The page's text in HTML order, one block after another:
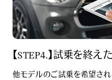
【STEP4.】試乗を終え
他モデルのご試乗を希望さ